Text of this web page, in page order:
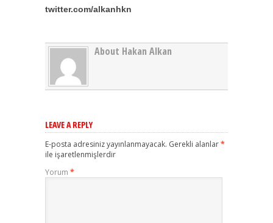
twitter.com/alkanhkn
About Hakan Alkan
LEAVE A REPLY
E-posta adresiniz yayınlanmayacak. Gerekli alanlar*
ile işaretlenmişlerdir
Yorum *